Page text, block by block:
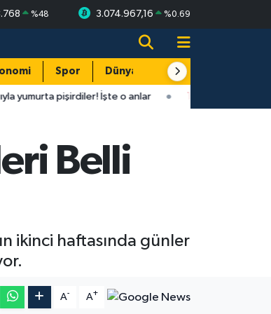
%48 3.074.967,16 %0.69
Spor Dünya Resmi Reklamlar
İşte o anlar 14:44Antalya'da şaşırtan
Belli
ikinci haftasında günler
A- A+